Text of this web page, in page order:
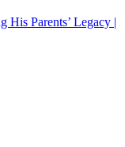
His Parents’ Legacy |